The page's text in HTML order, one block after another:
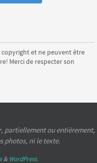
copyright et ne peuvent être
Merci de respecter son
partiellement ou entièrement,
photos, ni le texte.
& WordPress.